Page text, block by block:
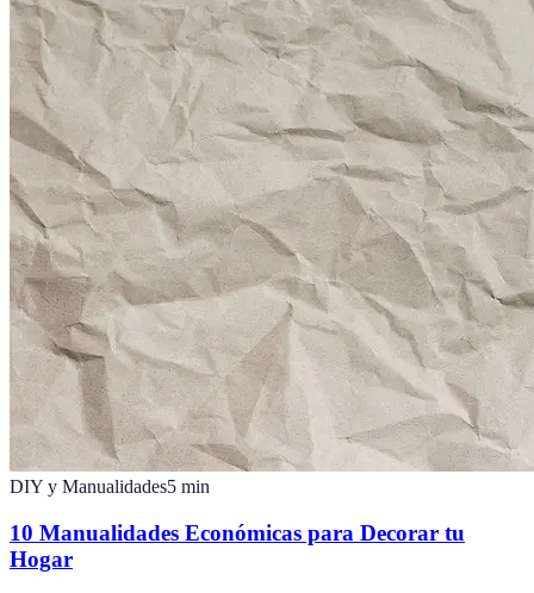
DIY y Manualidades5 min
10 Manualidades Económicas para Decorar tu
Hogar